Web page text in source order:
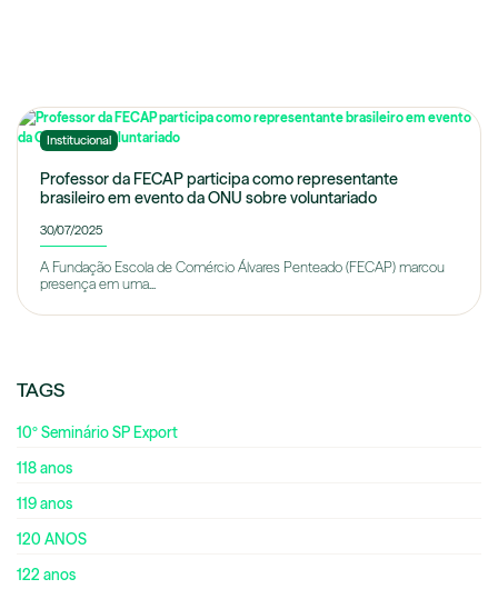
Institucional
Professor da FECAP participa como representante
brasileiro em evento da ONU sobre voluntariado
30/07/2025
A Fundação Escola de Comércio Álvares Penteado (FECAP) marcou
presença em uma...
TAGS
10º Seminário SP Export
118 anos
119 anos
120 ANOS
122 anos